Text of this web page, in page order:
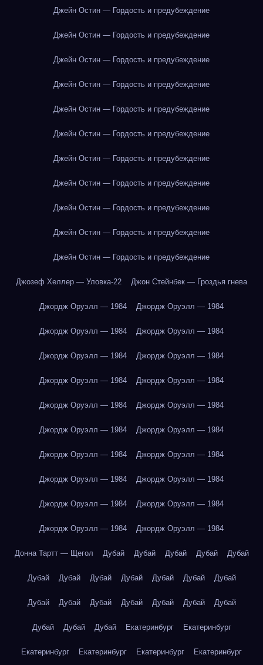
Джейн Остин — Гордость и предубеждение
Джейн Остин — Гордость и предубеждение
Джейн Остин — Гордость и предубеждение
Джейн Остин — Гордость и предубеждение
Джейн Остин — Гордость и предубеждение
Джейн Остин — Гордость и предубеждение
Джейн Остин — Гордость и предубеждение
Джейн Остин — Гордость и предубеждение
Джейн Остин — Гордость и предубеждение
Джейн Остин — Гордость и предубеждение
Джейн Остин — Гордость и предубеждение
Джозеф Хеллер — Уловка-22 Джон Стейнбек — Гроздья гнева
Джордж Оруэлл — 1984 Джордж Оруэлл — 1984
Джордж Оруэлл — 1984 Джордж Оруэлл — 1984
Джордж Оруэлл — 1984 Джордж Оруэлл — 1984
Джордж Оруэлл — 1984 Джордж Оруэлл — 1984
Джордж Оруэлл — 1984 Джордж Оруэлл — 1984
Джордж Оруэлл — 1984 Джордж Оруэлл — 1984
Джордж Оруэлл — 1984 Джордж Оруэлл — 1984
Джордж Оруэлл — 1984 Джордж Оруэлл — 1984
Джордж Оруэлл — 1984 Джордж Оруэлл — 1984
Джордж Оруэлл — 1984 Джордж Оруэлл — 1984
Донна Тартт — Щегол Дубай Дубай Дубай Дубай Дубай
Дубай Дубай Дубай Дубай Дубай Дубай Дубай
Дубай Дубай Дубай Дубай Дубай Дубай Дубай
Дубай Дубай Дубай Екатеринбург Екатеринбург
Екатеринбург Екатеринбург Екатеринбург Екатеринбург